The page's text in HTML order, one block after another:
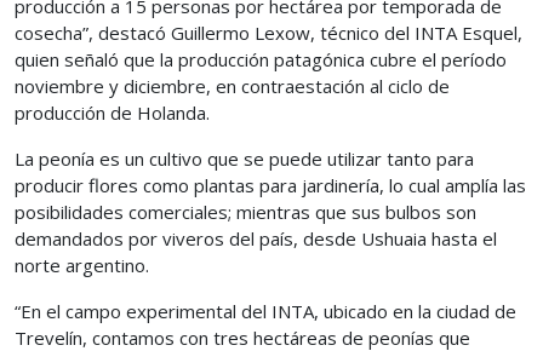
producción a 15 personas por hectárea por temporada de
cosecha”, destacó Guillermo Lexow, técnico del INTA Esquel,
quien señaló que la producción patagónica cubre el período
noviembre y diciembre, en contraestación al ciclo de
producción de Holanda.
La peonía es un cultivo que se puede utilizar tanto para
producir flores como plantas para jardinería, lo cual amplía las
posibilidades comerciales; mientras que sus bulbos son
demandados por viveros del país, desde Ushuaia hasta el
norte argentino.
“En el campo experimental del INTA, ubicado en la ciudad de
Trevelín, contamos con tres hectáreas de peonías que